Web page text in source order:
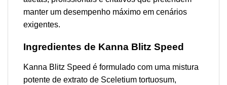
manter um desempenho máximo em cenários
exigentes.
Ingredientes de Kanna Blitz Speed
Kanna Blitz Speed é formulado com uma mistura
potente de extrato de Sceletium tortuosum,